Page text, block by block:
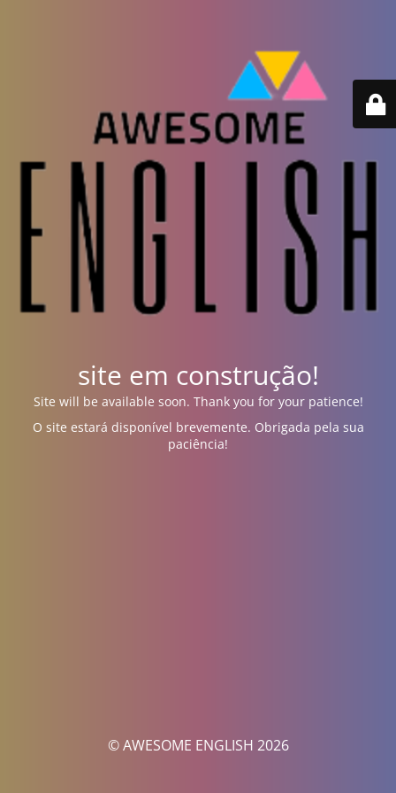
site em construção!
Site will be available soon. Thank you for your patience!
O site estará disponível brevemente. Obrigada pela sua
paciência!
© AWESOME ENGLISH 2026